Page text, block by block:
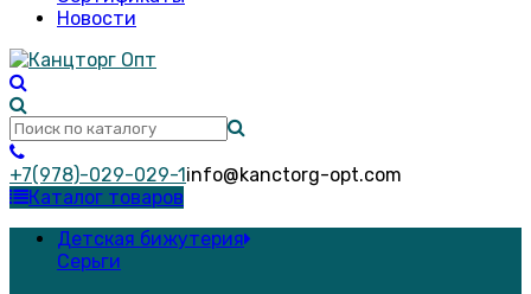
Новости
+7(978)-029-029-1info@kanctorg-opt.com
Каталог товаров
Детская бижутерия
Серьги